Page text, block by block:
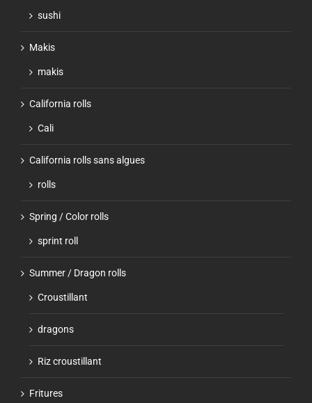
sushi
Makis
makis
California rolls
Cali
California rolls sans algues
rolls
Spring / Color rolls
sprint roll
Summer / Dragon rolls
Croustillant
dragons
Riz croustillant
Fritures